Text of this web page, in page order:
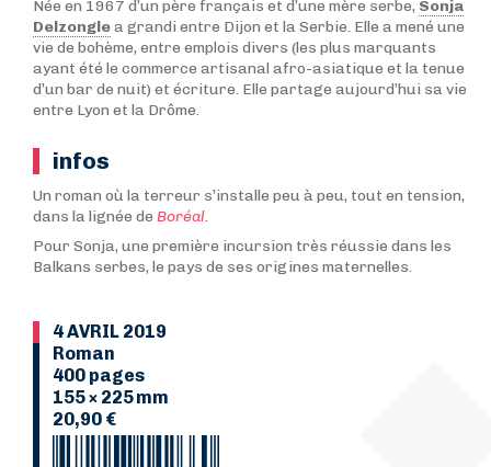
Née en 1967 d’un père français et d’une mère serbe, Sonja
Delzonglea grandi entre Dijon et la Serbie. Elle a mené une
vie de bohème, entre emplois divers (les plus marquants
ayant été le commerce artisanal afro-asiatique et la tenue
d’un bar de nuit) et écriture. Elle partage aujourd’hui sa vie
entre Lyon et la Drôme.
infos
Un roman où la terreur s’installe peu à peu, tout en tension,
dans la lignée de Boréal.
Pour Sonja, une première incursion très réussie dans les
Balkans serbes, le pays de ses origines maternelles.
4 AVRIL 2019
Roman
400 pages
155 × 225 mm
20,90 €